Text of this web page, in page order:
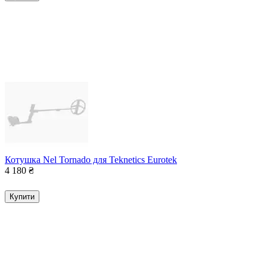
Котушка Nel Tornado для Teknetics Eurotek
4 180 ₴
Купити